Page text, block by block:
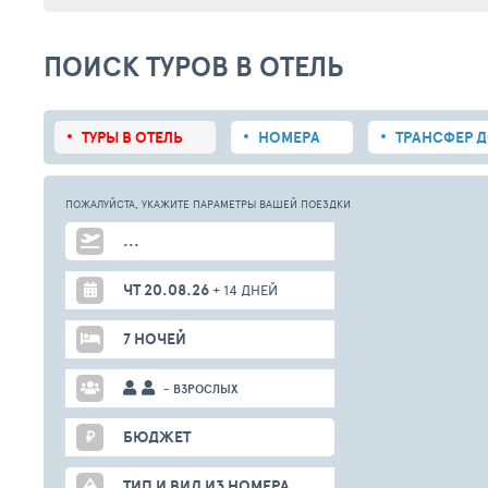
ПОИСК ТУРОВ В ОТЕЛЬ
ТУРЫ В ОТЕЛЬ НОМЕРА ТРАНСФЕР
ПОЖАЛУЙСТА, УКАЖИТЕ ПАРАМЕТРЫ ВАШЕЙ ПОЕЗДКИ
...
ЧТ 20.08.26+ 14 ДНЕЙ
7 НОЧЕЙ
- ВЗРОСЛЫХ
₽ БЮДЖЕТ